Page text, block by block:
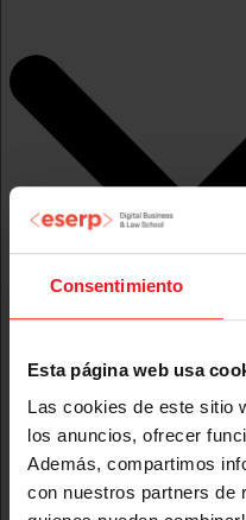
Consentimiento
Esta página web usa
Las cookies de este sitio
los anuncios, ofrecer
Además, compartimos
con nuestros partners de